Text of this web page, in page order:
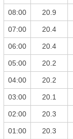
08:00 20.9
07:00 20.4
06:00 20.4
05:00 20.2
04:00 20.2
03:00 20.1
02:00 20.3
01:00 20.3